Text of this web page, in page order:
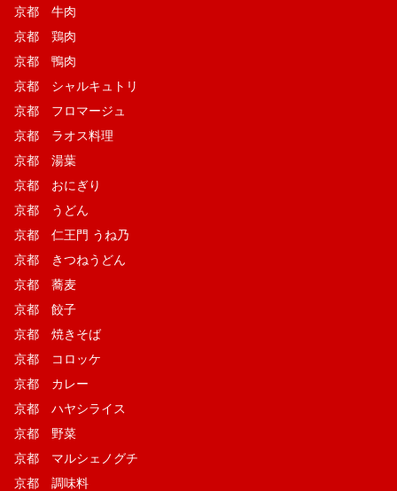
京都 牛肉
京都 鶏肉
京都 鴨肉
京都 シャルキュトリ
京都 フロマージュ
京都 ラオス料理
京都 湯葉
京都 おにぎり
京都 うどん
京都 仁王門 うね乃
京都 きつねうどん
京都 蕎麦
京都 餃子
京都 焼きそば
京都 コロッケ
京都 カレー
京都 ハヤシライス
京都 野菜
京都 マルシェノグチ
京都 調味料